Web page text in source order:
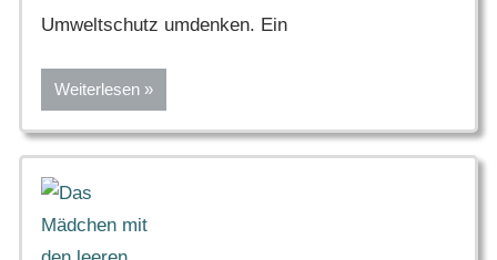
Umweltschutz umdenken. Ein
Weiterlesen